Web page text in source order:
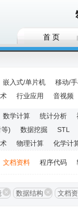
首 页
嵌入式/单片机 移动/
行业应用 音视频
数学计算 统计分析
)
数据挖掘 STL
物理计算 化学计
文档资料 程序代码
数据结构 文档